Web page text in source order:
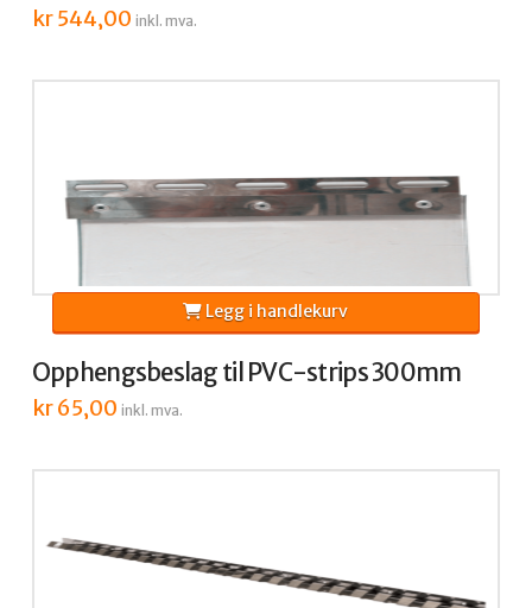
kr544,00 inkl. mva.
Opphengsbeslag til PVC-strips 300mm
kr65,00 inkl. mva.
Legg i handlekurv